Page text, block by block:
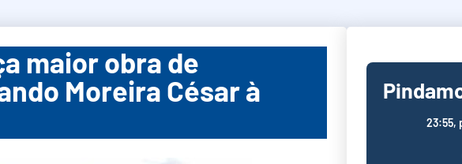
maior obra de
Moreira César à
23:55,